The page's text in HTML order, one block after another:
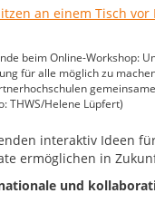
beim Online-Workshop:
für alle möglich zu
THWS/Helene Lüpfert)
interaktiv Ideen
ermöglichen in
und